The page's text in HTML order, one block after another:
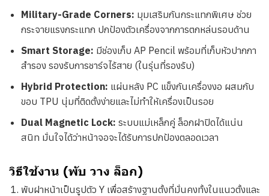
Military-Grade Corners: มุมเสริมกันกระแทกพิเศษ ช่วย
กระจายแรงกระแทก ปกป้องตัวเครื่องจากการตกหล่นรอบด้าน
Smart Storage: มีช่องเก็บ AP Pencil พร้อมที่เก็บหัวปากกา
สำรอง รองรับการชาร์จไร้สาย (ในรุ่นที่รองรับ)
Hybrid Protection: แผ่นหลัง PC แข็งกันเครื่องงอ ผสมกับ
ขอบ TPU นุ่มที่ติดตั้งง่ายและไม่ทำให้เครื่องเป็นรอย
Dual Magnetic Lock: ระบบแม่เหล็กคู่ ล็อกฝาปิดได้แน่น
สนิท มั่นใจได้ว่าหน้าจอจะได้รับการปกป้องตลอดเวลา
วิธีใช้งาน (พับ วาง ล็อก)
พับฝาหน้าเป็นรูปตัว Y เพื่อสร้างฐานตั้งที่มั่นคงทั้งในแนวตั้งและ